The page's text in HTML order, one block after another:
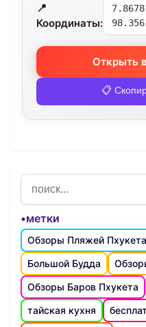
📍
Координаты:
Открыть
📋
•метки
Обзоры Пляжей Пхукета
Большой Будда
Обзоры Баров Пхукета
тайская кухня